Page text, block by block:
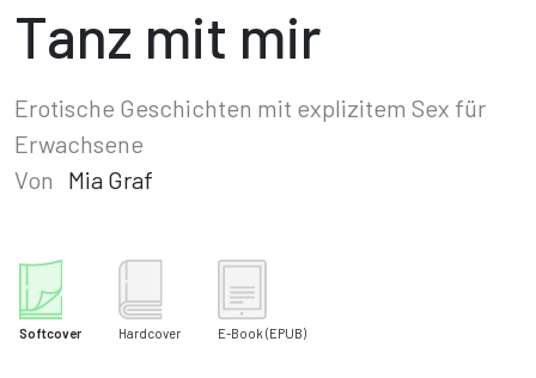
Tanz mit mir
Erotische Geschichten mit explizitem Sex für
Erwachsene
Von
Mia Graf
Softcover Hardcover E-Book (EPUB)